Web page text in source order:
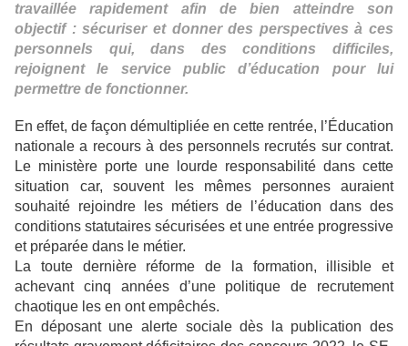
travaillée rapidement afin de bien atteindre son
objectif : sécuriser et donner des perspectives à ces
personnels qui, dans des conditions difficiles,
rejoignent le service public d’éducation pour lui
permettre de fonctionner.
En effet, de façon démultipliée en cette rentrée, l’Éducation
nationale a recours à des personnels recrutés sur contrat.
Le ministère porte une lourde responsabilité dans cette
situation car, souvent les mêmes personnes auraient
souhaité rejoindre les métiers de l’éducation dans des
conditions statutaires sécurisées et une entrée progressive
et préparée dans le métier.
La toute dernière réforme de la formation, illisible et
achevant cinq années d’une politique de recrutement
chaotique les en ont empêchés.
En déposant une alerte sociale dès la publication des